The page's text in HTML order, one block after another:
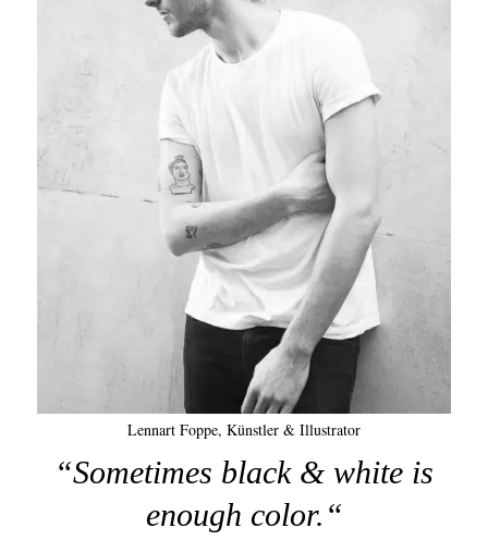
Lennart Foppe, Künstler & Illustrator
“Sometimes black & white is
enough color.“